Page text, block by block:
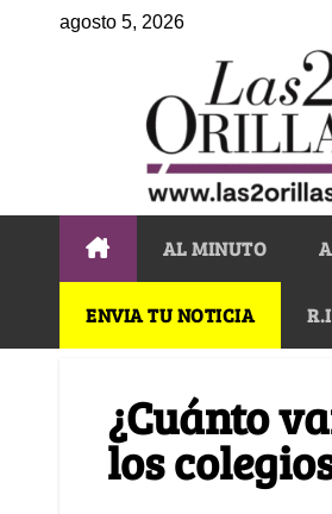
agosto 5, 2026
AL MINUTO
ENVIA TU NOTICIA
¿Cuánto
los